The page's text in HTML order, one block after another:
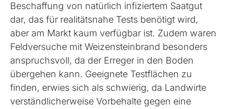
Beschaffung von natürlich infiziertem Saatgut
dar, das für realitätsnahe Tests benötigt wird,
aber am Markt kaum verfügbar ist. Zudem waren
Feldversuche mit Weizensteinbrand besonders
anspruchsvoll, da der Erreger in den Boden
übergehen kann. Geeignete Testflächen zu
finden, erwies sich als schwierig, da Landwirte
verständlicherweise Vorbehalte gegen eine